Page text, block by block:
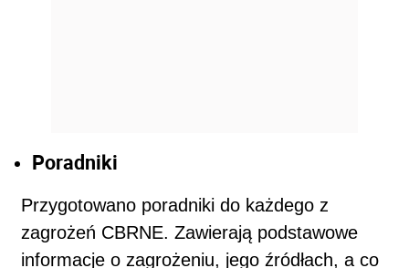
Poradniki
Przygotowano poradniki do każdego z
zagrożeń CBRNE. Zawierają podstawowe
informacje o zagrożeniu, jego źródłach, a co